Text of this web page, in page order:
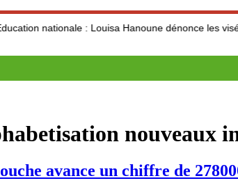
: Louisa Hanoune dénonce les visées
nouveaux
avance un chiffre de